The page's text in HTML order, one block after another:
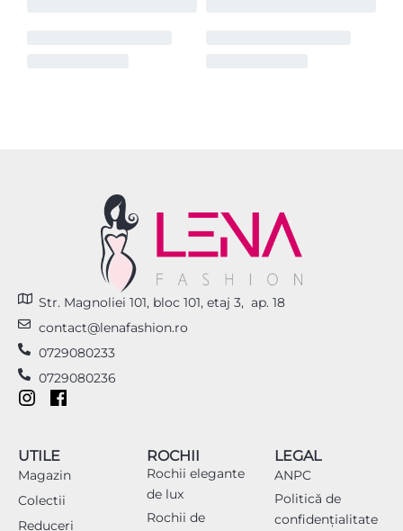
Str. Magnoliei 101, bloc 101, etaj 3, ap. 18
contact@lenafashion.ro
0729080233
0729080236
UTILE
Magazin
Colectii
Reduceri
ROCHII
Rochii elegante
de lux
Rochii de
LEGAL
ANPC
Politică de
confidențialitate